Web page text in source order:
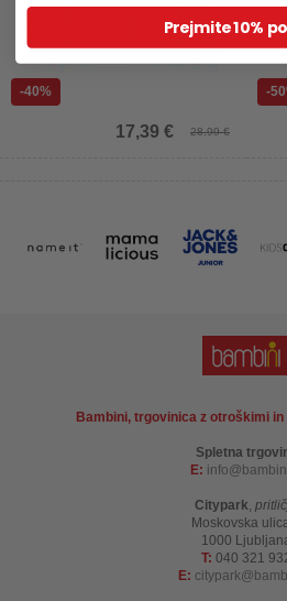
-40%
28,99 €
17,39 €
-
Bambini, trgovinica z otroškimi
Spletna
E: info
Citypark,
Moskovska
1000
T: 040 321
E: citypark
Prejmite 10%